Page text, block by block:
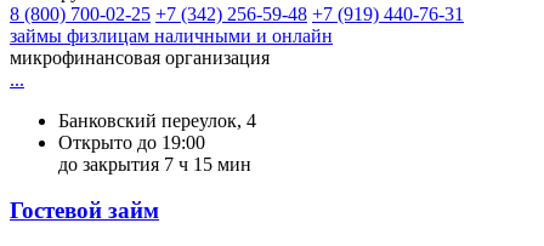
8 (800) 700-02-25 +7 (342) 256-59-48 +7 (919) 440-76-31
займы физлицам наличными и онлайн
микрофинансовая организация
...
Банковский переулок, 4
Открыто до 19:00
до закрытия 7 ч 15 мин
Гостевой займ